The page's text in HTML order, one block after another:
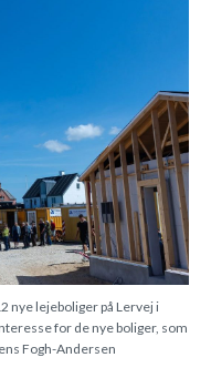
nye lejeboliger på Lervej i
for de nye boliger, som
Fogh-Andersen